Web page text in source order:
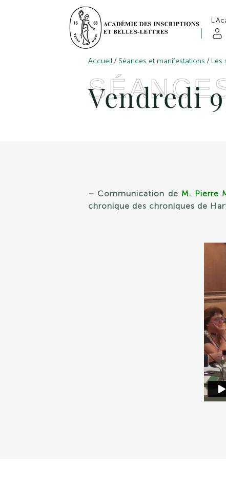
Accueil / Séances et manifestations / Les
Vendredi
– Communication de M. Pierre
chronique des chroniques de